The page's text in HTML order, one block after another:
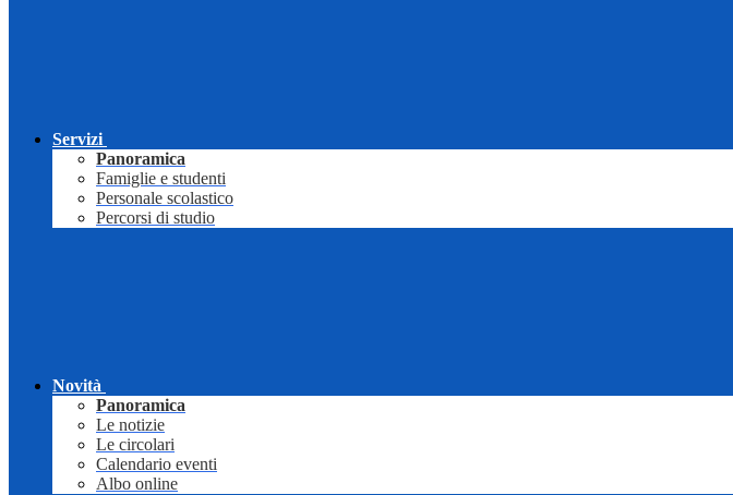
Servizi
Panoramica
Famiglie e studenti
Personale scolastico
Percorsi di studio
Novità
Panoramica
Le notizie
Le circolari
Calendario eventi
Albo online